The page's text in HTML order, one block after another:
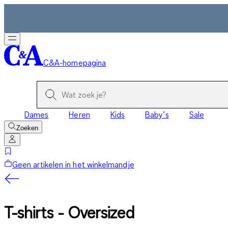
C&A-homepagina
Dames Heren Kids Baby’s Sale
Zoeken
Geen artikelen in het winkelmandje
T-shirts - Oversized